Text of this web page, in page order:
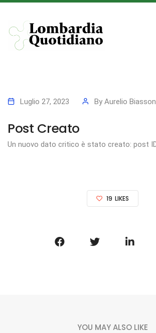
Luglio 27, 2023 By Aurelio
Post Creato
Un nuovo dato critico è stato creato: post
19 LIKES
YOU MAY ALSO LIKE